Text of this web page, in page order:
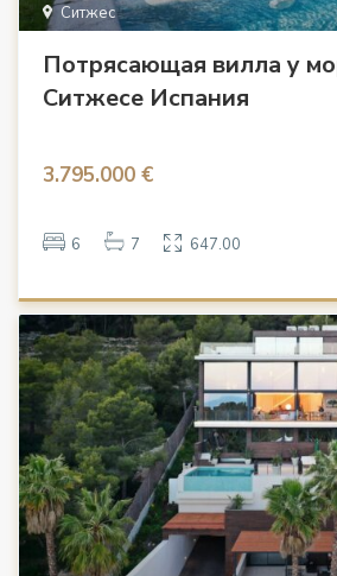
Ситжес
Потрясающая вилла у
Ситжесе Испания
3.795.000 €
6 7 647.00